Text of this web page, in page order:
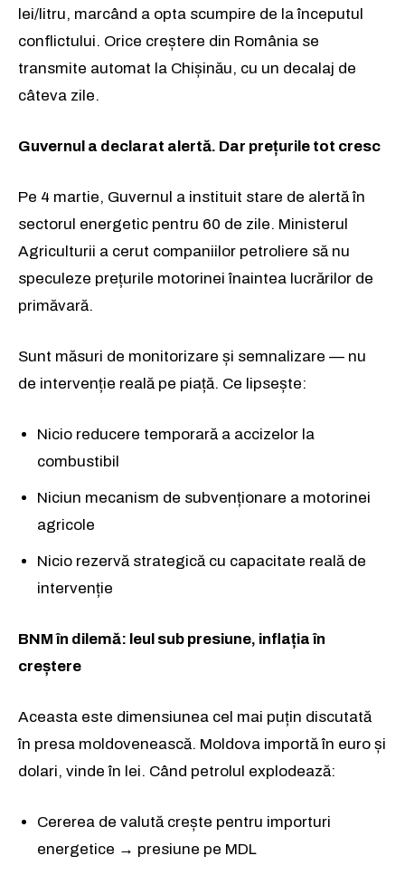
lei/litru, marcând a opta scumpire de la începutul
conflictului. Orice creștere din România se
transmite automat la Chișinău, cu un decalaj de
câteva zile.
Guvernul a declarat alertă. Dar prețurile tot cresc
Pe 4 martie, Guvernul a instituit stare de alertă în
sectorul energetic pentru 60 de zile. Ministerul
Agriculturii a cerut companiilor petroliere să nu
speculeze prețurile motorinei înaintea lucrărilor de
primăvară.
Sunt măsuri de monitorizare și semnalizare — nu
de intervenție reală pe piață. Ce lipsește:
Nicio reducere temporară a accizelor la
combustibil
Niciun mecanism de subvenționare a motorinei
agricole
Nicio rezervă strategică cu capacitate reală de
intervenție
BNM în dilemă: leul sub presiune, inflația în
creștere
Aceasta este dimensiunea cel mai puțin discutată
în presa moldovenească. Moldova importă în euro și
dolari, vinde în lei. Când petrolul explodează:
Cererea de valută crește pentru importuri
energetice → presiune pe MDL